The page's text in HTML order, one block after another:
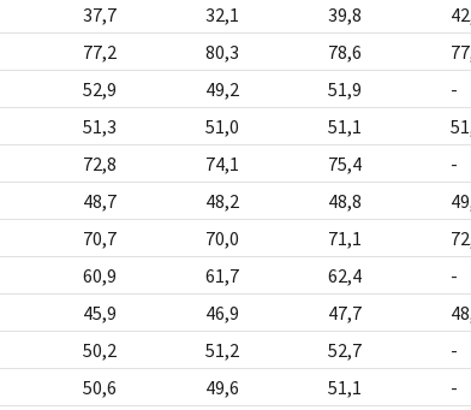
37,7 32,1 39,8
77,2 80,3 78,6
52,9 49,2 51,9 -
51,3 51,0 51,1
72,8 74,1 75,4 -
48,7 48,2 48,8
70,7 70,0 71,1
60,9 61,7 62,4 -
45,9 46,9 47,7
50,2 51,2 52,7 -
50,6 49,6 51,1 -